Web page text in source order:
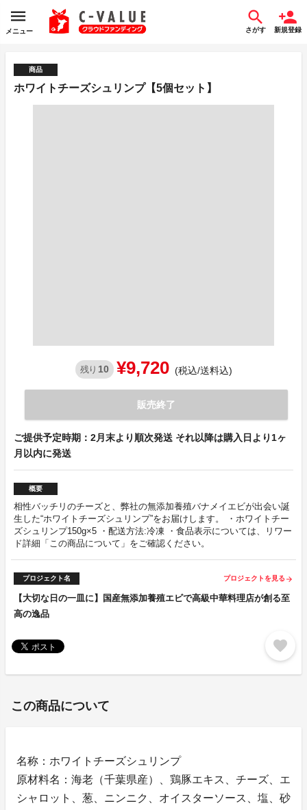
メニュー さがす 新規登録
商品
ホワイトチーズシュリンプ【5個セット】
残り 10 ¥9,720 (税込/送料込)
販売終了
ご提供予定時期：2月末より順次発送 それ以降は購入日より1ヶ
月以内に発送
概要
相性バッチリのチーズと、弊社の無添加養殖バナメイエビが出会い誕
生した“ホワイトチーズシュリンプ”をお届けします。 ・ホワイトチー
ズシュリンプ150g×5 ・配送方法:冷凍 ・食品表示については、リワー
ド詳細「この商品について」をご確認ください。
プロジェクト名 プロジェクトを見る arrow_forward
【大切な日の一皿に】国産無添加養殖エビで高級中華料理店が創る至
高の逸品
favorite
この商品について
名称：ホワイトチーズシュリンプ
原材料名：海老（千葉県産）、鶏豚エキス、チーズ、エ
シャロット、葱、ニンニク、オイスターソース、塩、砂